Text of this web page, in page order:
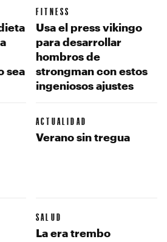
sea
FITNESS
Usa el press vikingo
para desarrollar
hombros de
strongman con estos
ingeniosos ajustes
ACTUALIDAD
Verano sin tregua
SALUD
La era trembo